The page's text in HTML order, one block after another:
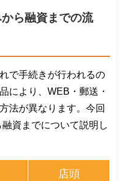
ら融資までの流
で手続きが行われるの
により、WEB・郵送・
法が異なります。今回
資までについて説明し
店頭